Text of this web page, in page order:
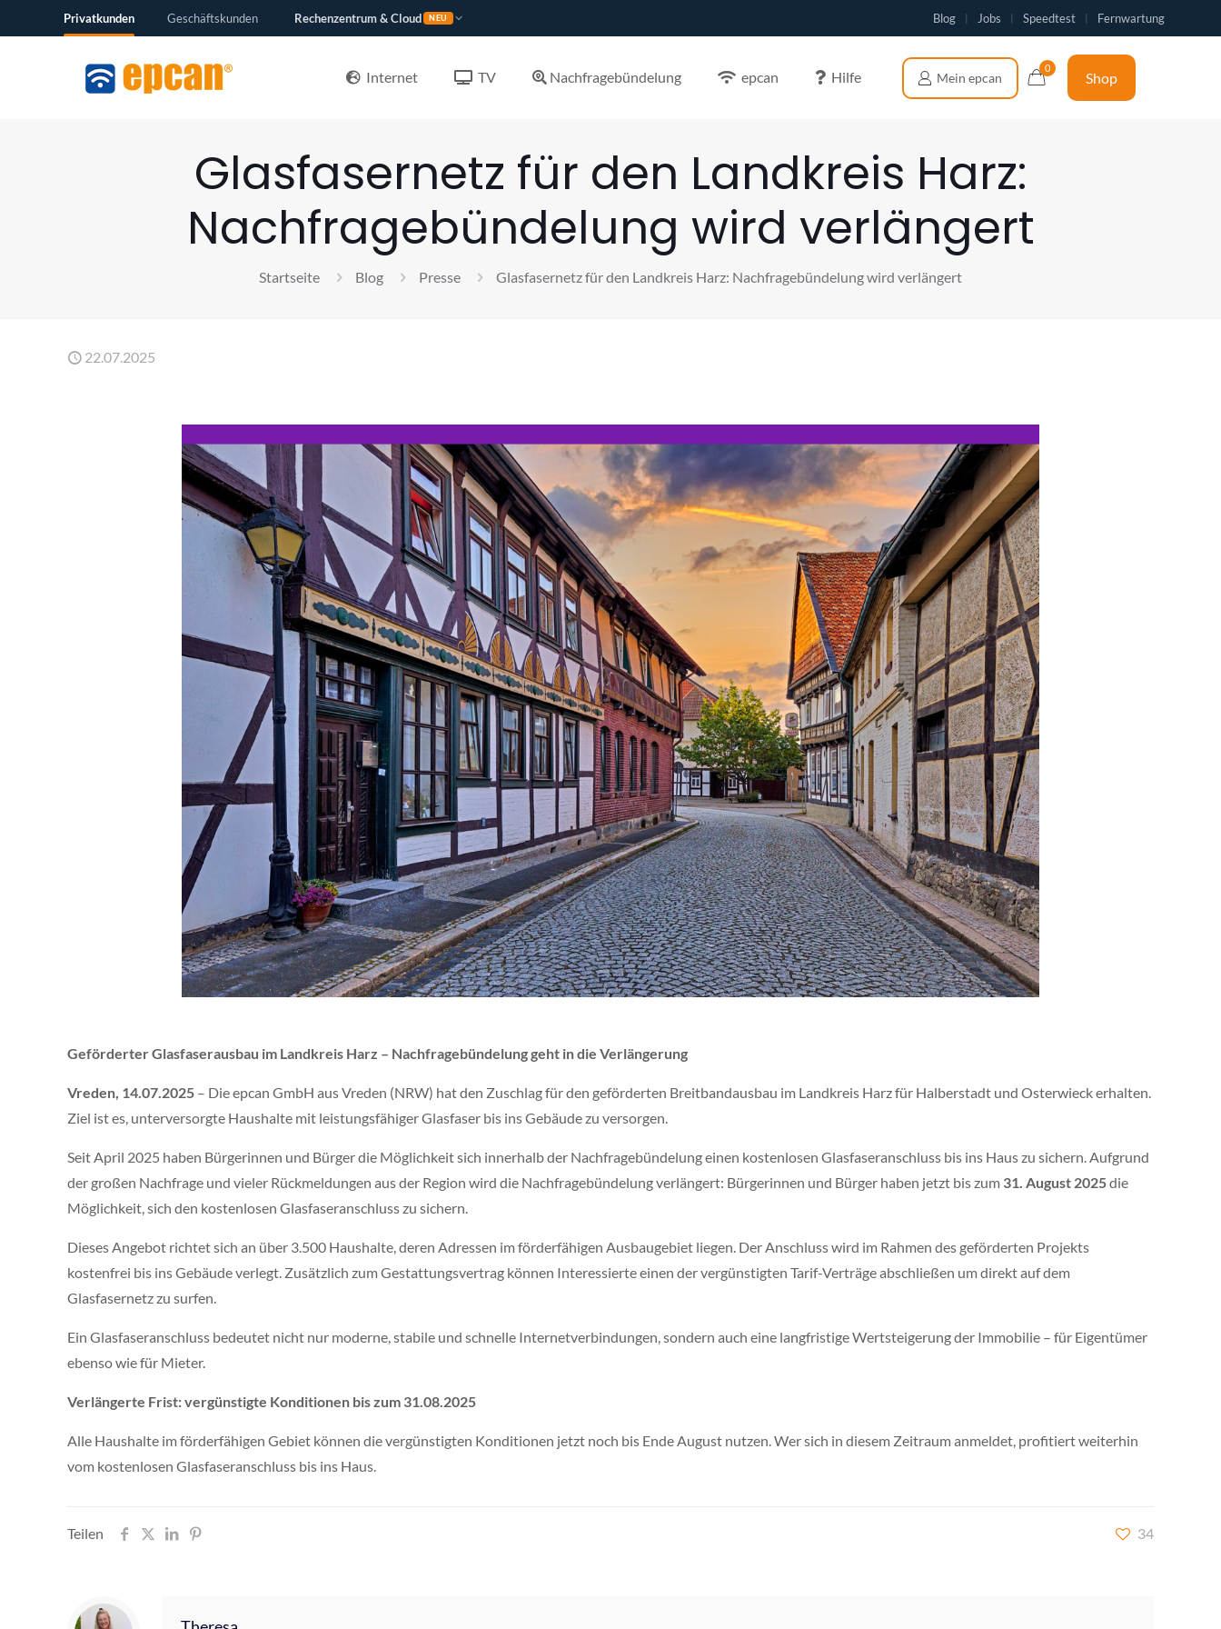
Privatkunden Geschäftskunden Rechenzentrum & Cloud NEU Blog | Jobs | Speedtest | Fernwartung
Internet TV Nachfragebündelung epcan Hilfe
0
Shop
Glasfasernetz für den Landkreis Harz:
Nachfragebündelung wird verlängert
Startseite Blog Presse Glasfasernetz für den Landkreis Harz: Nachfragebündelung wird verlängert
22.07.2025
Geförderter Glasfaserausbau im Landkreis Harz – Nachfragebündelung geht in die Verlängerung
Vreden, 14.07.2025 – Die epcan GmbH aus Vreden (NRW) hat den Zuschlag für den geförderten Breitbandausbau im Landkreis Harz für Halberstadt und Osterwieck erhalten.
Ziel ist es, unterversorgte Haushalte mit leistungsfähiger Glasfaser bis ins Gebäude zu versorgen.
Seit April 2025 haben Bürgerinnen und Bürger die Möglichkeit sich innerhalb der Nachfragebündelung einen kostenlosen Glasfaseranschluss bis ins Haus zu sichern. Aufgrund
der großen Nachfrage und vieler Rückmeldungen aus der Region wird die Nachfragebündelung verlängert: Bürgerinnen und Bürger haben jetzt bis zum 31. August 2025die
Möglichkeit, sich den kostenlosen Glasfaseranschluss zu sichern.
Dieses Angebot richtet sich an über 3.500 Haushalte, deren Adressen im förderfähigen Ausbaugebiet liegen. Der Anschluss wird im Rahmen des geförderten Projekts
kostenfrei bis ins Gebäude verlegt. Zusätzlich zum Gestattungsvertrag können Interessierte einen der vergünstigten Tarif-Verträge abschließen um direkt auf dem
Glasfasernetz zu surfen.
Ein Glasfaseranschluss bedeutet nicht nur moderne, stabile und schnelle Internetverbindungen, sondern auch eine langfristige Wertsteigerung der Immobilie – für Eigentümer
ebenso wie für Mieter.
Verlängerte Frist: vergünstigte Konditionen bis zum 31.08.2025
Alle Haushalte im förderfähigen Gebiet können die vergünstigten Konditionen jetzt noch bis Ende August nutzen. Wer sich in diesem Zeitraum anmeldet, profitiert weiterhin
vom kostenlosen Glasfaseranschluss bis ins Haus.
Teilen 34